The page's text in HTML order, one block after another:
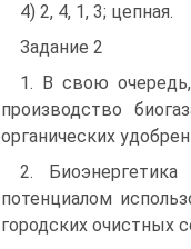
4) 2, 4, 1, 3; цепная.
Задание 2
1. В свою
производство
органических
2.
потенциалом
городских очистных